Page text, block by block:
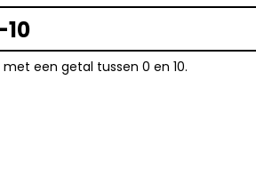
10
een getal tussen 0 en 10.